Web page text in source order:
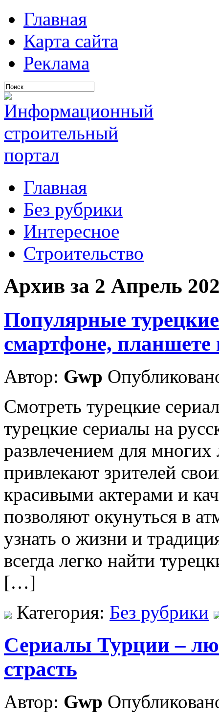
Главная
Карта сайта
Реклама
Главная
Без рубрики
Интересное
Строительство
Архив за 2 Апрель
Популярные
смартфоне,
Автор: Gwp
Смотреть турецкие
турецкие сериалы на
развлечением для
привлекают зрителей
красивыми актерами и
позволяют окунуться в
узнать о жизни и
всегда легко найти
[…]
Категория: Без рубрики
Сериалы Турции –
страсть
Автор: Gwp